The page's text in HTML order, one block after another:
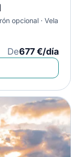
opcional
Vela
De677 €/día